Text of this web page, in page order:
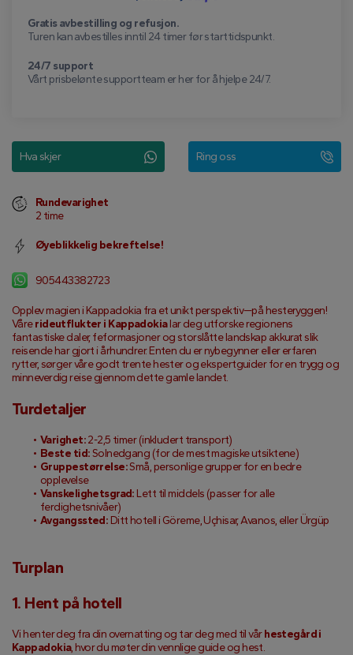
Opplev magien i Kappadokia fra et unikt perspektiv—på hesteryggen!
Våre rideutflukter i Kappadokia lar deg utforske regionens
fantastiske daler, feformasjoner og storslåtte landskap akkurat slik
reisende har gjort i århundrer. Enten du er nybegynner eller erfaren
rytter, sørger våre godt trente hester og ekspertguider for en trygg og
minneverdig reise gjennom dette gamle landet.
Turdetaljer
Varighet: 2-2,5 timer (inkludert transport)
Beste tid: Solnedgang (for de mest magiske utsiktene)
Gruppestørrelse: Små, personlige grupper for en bedre
opplevelse
Vanskelighetsgrad: Lett til middels (passer for alle
ferdighetsnivåer)
Avgangssted: Ditt hotell i Göreme, Uçhisar, Avanos, eller Ürgüp
Turplan
1. Hent på hotell
Vi henter deg fra din overnatting og tar deg med til vår hestegård i
Kappadokia, hvor du møter din vennlige guide og hest.
Gratis avbestilling og refusjon.
Turen kan avbestilles inntil 24 timer før starttidspunkt.
24/7 support
Vårt prisbelønte supportteam er her for å hjelpe 24/7.
Hva skjer Ring oss
Rundevarighet
2 time
Øyeblikkelig bekreftelse!
905443382723